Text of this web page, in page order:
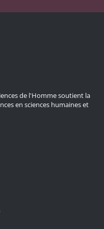
de l'Homme soutient la
en sciences humaines et